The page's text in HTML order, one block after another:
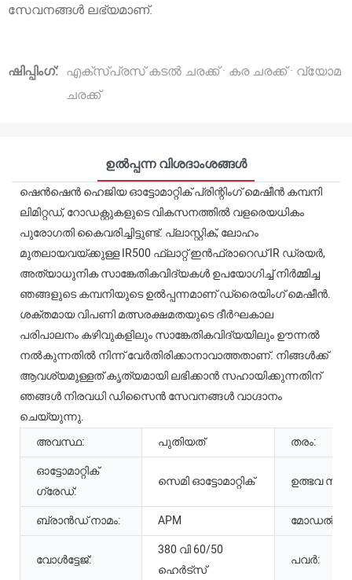
സേവനങ്ങൾ ലഭ്യമാണ്.
ഷിപ്പിംഗ്: എക്സ്പ്രസ് കടൽ ചരക്ക് · കര ചരക്ക് · വ്യോമ
ചരക്ക്
ഉൽപ്പന്ന വിശദാംശങ്ങൾ
ഷെൻ‌ഷെൻ ഹെജിയ ഓട്ടോമാറ്റിക് പ്രിന്റിംഗ് മെഷീൻ കമ്പനി
ലിമിറ്റഡ്, റോഡക്റ്റുകളുടെ വികസനത്തിൽ വളരെയധികം
പുരോഗതി കൈവരിച്ചിട്ടുണ്ട്. പ്ലാസ്റ്റിക്, ലോഹം
മുതലായവയ്‌ക്കുള്ള IR500 ഫ്ലാറ്റ് ഇൻഫ്രാറെഡ് IR ഡ്രയർ,
അത്യാധുനിക സാങ്കേതികവിദ്യകൾ ഉപയോഗിച്ച് നിർമ്മിച്ച
ഞങ്ങളുടെ കമ്പനിയുടെ ഉൽപ്പന്നമാണ് ഡ്രൈയിംഗ് മെഷീൻ.
ശക്തമായ വിപണി മത്സരക്ഷമതയുടെ ദീർഘകാല
പരിപാലനം കഴിവുകളിലും സാങ്കേതികവിദ്യയിലും ഊന്നൽ
നൽകുന്നതിൽ നിന്ന് വേർതിരിക്കാനാവാത്തതാണ്. നിങ്ങൾക്ക്
ആവശ്യമുള്ളത് കൃത്യമായി ലഭിക്കാൻ സഹായിക്കുന്നതിന്
ഞങ്ങൾ നിരവധി ഡിസൈൻ സേവനങ്ങൾ വാഗ്ദാനം
ചെയ്യുന്നു.
അവസ്ഥ:
പുതിയത്
തരം:
ഓട്ടോമാറ്റിക്
ഗ്രേഡ്:
സെമി ഓട്ടോമാറ്റിക് ഉത്ഭവ
ബ്രാൻഡ് നാമം: APM മോഡൽ
വോൾട്ടേജ്:
380 വി 60/50
ഹെർട്സ്
പവർ: